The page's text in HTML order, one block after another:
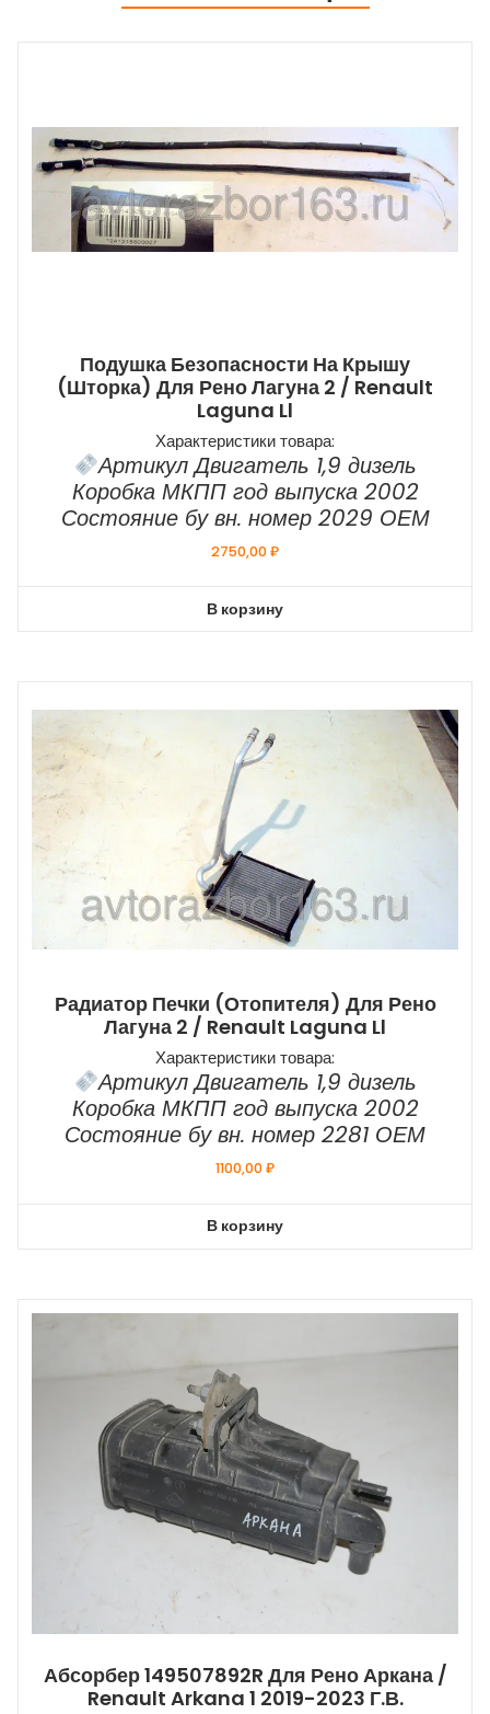
Подушка Безопасности На Крышу
(шторка) Для Рено Лагуна 2 / Renault
Laguna Ll
Характеристики товара:
Артикул Двигатель 1,9 дизель
Коробка МКПП год выпуска 2002
Состояние бу вн. номер 2029 ОЕМ
2750,00₽
В корзину
Радиатор Печки (отопителя) Для Рено
Лагуна 2 / Renault Laguna Ll
Характеристики товара:
Артикул Двигатель 1,9 дизель
Коробка МКПП год выпуска 2002
Состояние бу вн. номер 2281 ОЕМ
1100,00₽
В корзину
Абсорбер 149507892R Для Рено Аркана /
Renault Arkana 1 2019-2023 Г.в.